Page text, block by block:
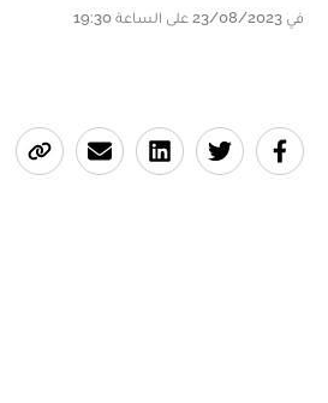
في 23/08/2023 على الساعة 19:30